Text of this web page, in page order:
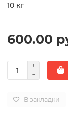
10 кг
600.00
В закладки